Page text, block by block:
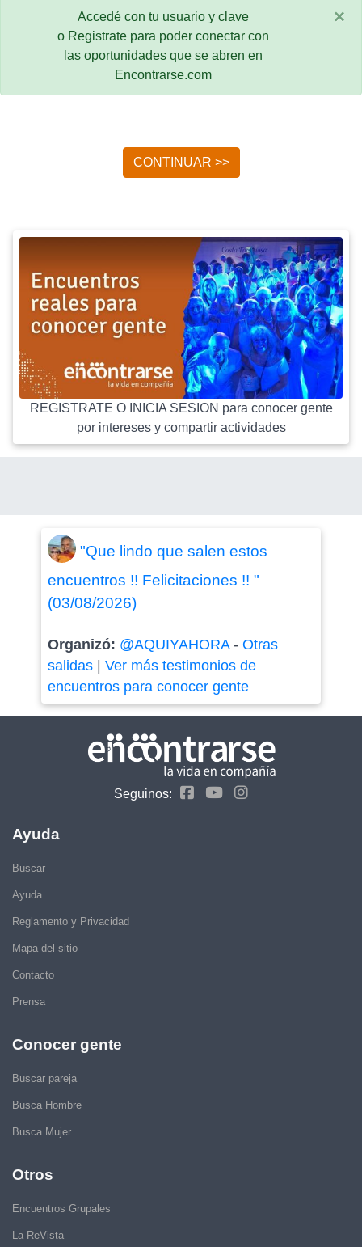
Accedé con tu usuario y clave
o Registrate para poder conectar con
las oportunidades que se abren en
Encontrarse.com
×
CONTINUAR >>
REGISTRATE O INICIA SESION para conocer gente
por intereses y compartir actividades
"Que lindo que salen estos
encuentros !! Felicitaciones !! "
(03/08/2026)
Organizó: @AQUIYAHORA- Otras
salidas| Ver más testimonios de
encuentros para conocer gente
Seguinos:
Ayuda
Buscar
Ayuda
Reglamento y Privacidad
Mapa del sitio
Contacto
Prensa
Conocer gente
Buscar pareja
Busca Hombre
Busca Mujer
Otros
Encuentros Grupales
La ReVista